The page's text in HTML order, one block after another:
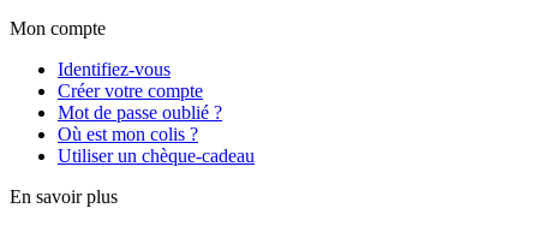
Mon compte
Identifiez-vous
Créer votre compte
Mot de passe oublié ?
Où est mon colis ?
Utiliser un chèque-cadeau
En savoir plus